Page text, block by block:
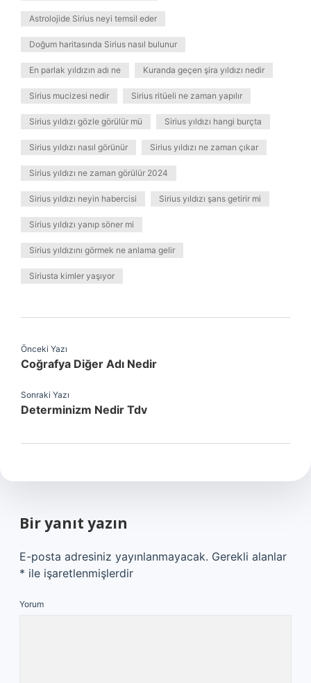
Astrolojide Sirius neyi temsil eder
Doğum haritasında Sirius nasıl bulunur
En parlak yıldızın adı ne Kuranda geçen şira yıldızı nedir
Sirius mucizesi nedir Sirius ritüeli ne zaman yapılır
Sirius yıldızı gözle görülür mü Sirius yıldızı hangi burçta
Sirius yıldızı nasıl görünür Sirius yıldızı ne zaman çıkar
Sirius yıldızı ne zaman görülür 2024
Sirius yıldızı neyin habercisi Sirius yıldızı şans getirir mi
Sirius yıldızı yanıp söner mi
Sirius yıldızını görmek ne anlama gelir
Siriusta kimler yaşıyor
Önceki Yazı
Coğrafya Diğer Adı Nedir
Sonraki Yazı
Determinizm Nedir Tdv
Bir yanıt yazın
E-posta adresiniz yayınlanmayacak. Gerekli alanlar
* ile işaretlenmişlerdir
Yorum